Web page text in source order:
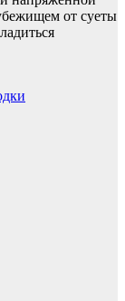
от суеты